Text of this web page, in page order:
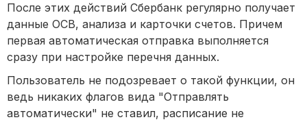
После этих действий Сбербанк регулярно получает
данные ОСВ, анализа и карточки счетов. Причем
первая автоматическая отправка выполняется
сразу при настройке перечня данных.
Пользователь не подозревает о такой функции, он
ведь никаких флагов вида "Отправлять
автоматически" не ставил, расписание не